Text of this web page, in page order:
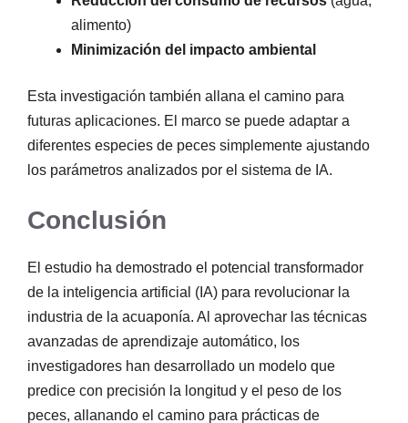
alimento)
Minimización del impacto ambiental
Esta investigación también allana el camino para
futuras aplicaciones. El marco se puede adaptar a
diferentes especies de peces simplemente ajustando
los parámetros analizados por el sistema de IA.
Conclusión
El estudio ha demostrado el potencial transformador
de la inteligencia artificial (IA) para revolucionar la
industria de la acuaponía. Al aprovechar las técnicas
avanzadas de aprendizaje automático, los
investigadores han desarrollado un modelo que
predice con precisión la longitud y el peso de los
peces, allanando el camino para prácticas de